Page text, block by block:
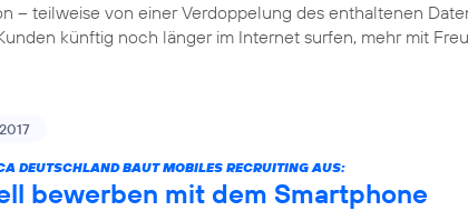
– teilweise von einer Verdoppelung des enthaltenen
künftig noch länger im Internet surfen, mehr mit
DEUTSCHLAND BAUT MOBILES RECRUITING AUS:
bewerben mit dem Smartphone